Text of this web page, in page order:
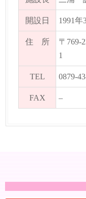
開設日 1991年
住 所
〒769-
1
TEL 0879-
FAX –